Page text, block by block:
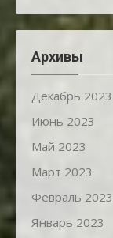
Архивы
Декабрь 2023
Июнь 2023
Май 2023
Март 2023
Февраль 2023
Январь 2023